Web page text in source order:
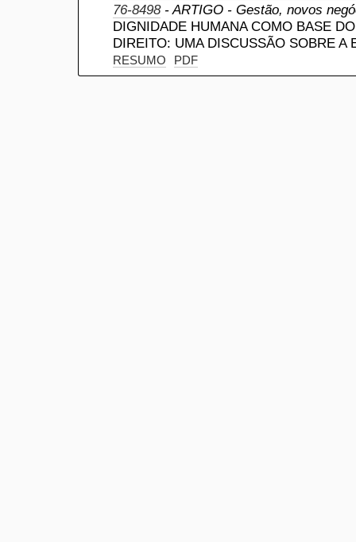
76-8498- ARTIGO - Gestão, novos
DIGNIDADE HUMANA COMO BASE
DIREITO: UMA DISCUSSÃO SOBRE A
RESUMO PDF